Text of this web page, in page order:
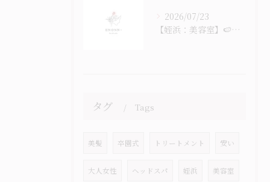
2026/07/23
【姪浜：美容室】🍉なつ！ナツ！夏！！！🎐
タグ Tags
美髪 卒園式 トリートメント 安い
大人女性 ヘッドスパ 姪浜 美容室